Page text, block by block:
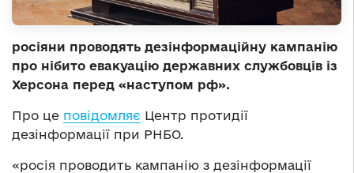
росіяни проводять дезінформаційну кампанію
про нібито евакуацію державних службовців із
Херсона перед «наступом рф».
Про це повідомляє Центр протидії
дезінформації при РНБО.
«росія проводить кампанію з дезінформації